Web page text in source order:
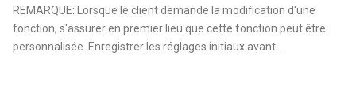
REMARQUE: Lorsque le client demande la modification d'une
fonction, s'assurer en premier lieu que cette fonction peut être
personnalisée. Enregistrer les réglages initiaux avant ...